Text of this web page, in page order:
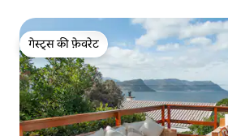
गेस्ट्स की फ़ेवरेट
गेस्ट्स की फ़ेवरेट